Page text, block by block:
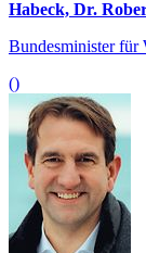
Habeck, Dr.
Bundesminister für
()